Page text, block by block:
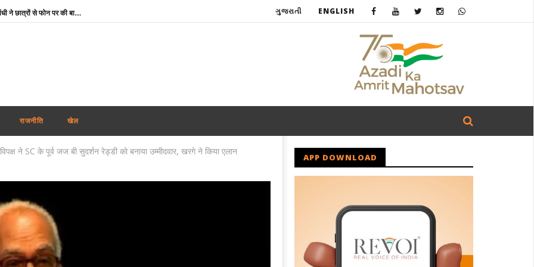
जेपीएससी-JSSC भर्ती विवाद: राहुल गांधी ने छात्रों से फोन पर की बातचीत, कहा- व्हाट्सएप पर भेजें मांगों का ज्ञापन
उमशंकर सिंह के निधन से दुखी बसपा प्रमुख मायावती बोलीं- ‘वह मुझे अपनी सगी बहन मानते थे, कभी नहीं किया विश्वासघात’
अभिजीत दिपके ने लॉन्च किया नया अभियान ‘क्या बोलती पब्लिक’, बोले – शिक्षा कमाई का जरिया नहीं
शेयर बाजार में मिला-जुला रुख, सेंसेक्स 374 अंक चढ़ा, निफ्टी में 11 अंकों की मामूली बढ़त
ગુજરાતી ENGLISH
राजनीति खेल
ने SC के पूर्व जज बी सुदर्शन रेड्डी को बनाया उम्मीदवार, खरगे ने किया एलान
APP DOWNLOAD